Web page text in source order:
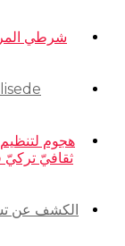
شرطي
هجوم
الكشف عن